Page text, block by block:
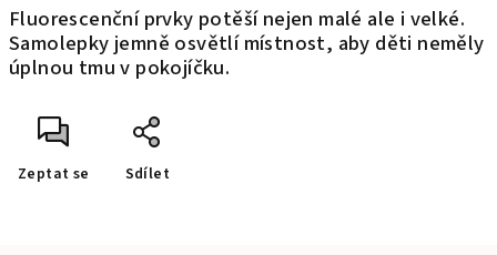
Fluorescenční prvky potěší nejen malé ale i velké.
Samolepky jemně osvětlí místnost, aby děti neměly
úplnou tmu v pokojíčku.
Zeptat se Sdílet